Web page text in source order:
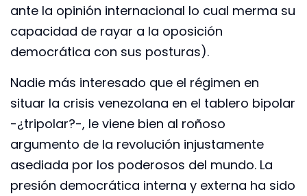
ante la opinión internacional lo cual merma su
capacidad de rayar a la oposición
democrática con sus posturas).
Nadie más interesado que el régimen en
situar la crisis venezolana en el tablero bipolar
-¿tripolar?-, le viene bien al roñoso
argumento de la revolución injustamente
asediada por los poderosos del mundo. La
presión democrática interna y externa ha sido